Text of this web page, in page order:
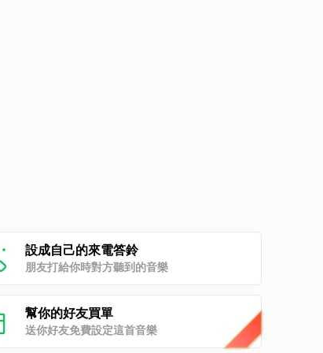
設成自己的來電答鈴
朋友打給你時對方聽到的音樂
幫你的好友買單
送你好友免費設定這首音樂